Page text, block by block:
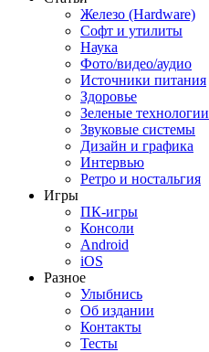
Железо (Hardware)
Софт и утилиты
Наука
Фото/видео/аудио
Источники питания
Здоровье
Зеленые технологии
Звуковые системы
Дизайн и графика
Интервью
Ретро и ностальгия
Игры
ПК-игры
Консоли
Android
iOS
Разное
Улыбнись
Об издании
Контакты
Тесты